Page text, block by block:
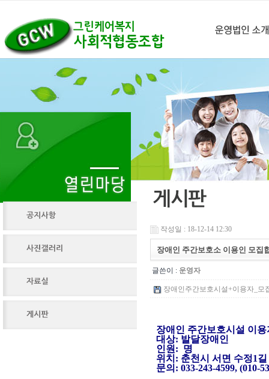
작성일 : 18-12-14 12:30
장애인 주간보호소 이용인 모집
글쓴이 : 운영자
장애인주간보호시설+이용자_모
장애인 주간보호시설 이용
대상: 발달장애인
인원: 명
위치: 춘천시 서면 수정1길
문의: 033-243-4599, (010-